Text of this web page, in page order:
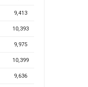
9,413
10,393
9,975
10,399
9,636